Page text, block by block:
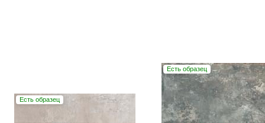
Есть образец
Есть образец